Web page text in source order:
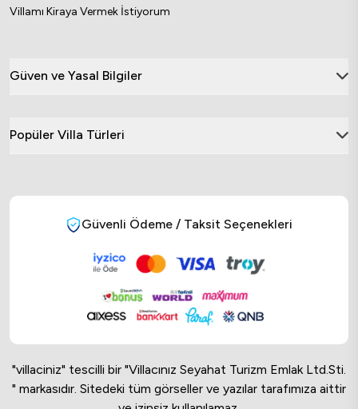
Villamı Kiraya Vermek İstiyorum
Güven ve Yasal Bilgiler
Popüler Villa Türleri
Güvenli Ödeme / Taksit Seçenekleri
"villaciniz" tescilli bir "Villacınız Seyahat Turizm Emlak Ltd.Sti.
" markasıdır. Sitedeki tüm görseller ve yazılar tarafımıza aittir